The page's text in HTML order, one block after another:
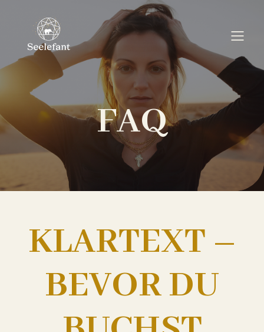
FAQ
KLARTEXT –
BEVOR DU